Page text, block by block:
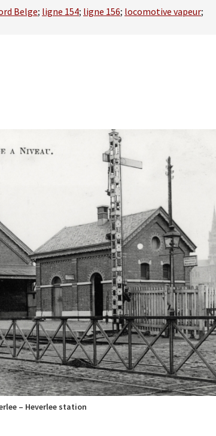
Belge; ligne 154; ligne 156; locomotive vapeur;
– Heverlee station